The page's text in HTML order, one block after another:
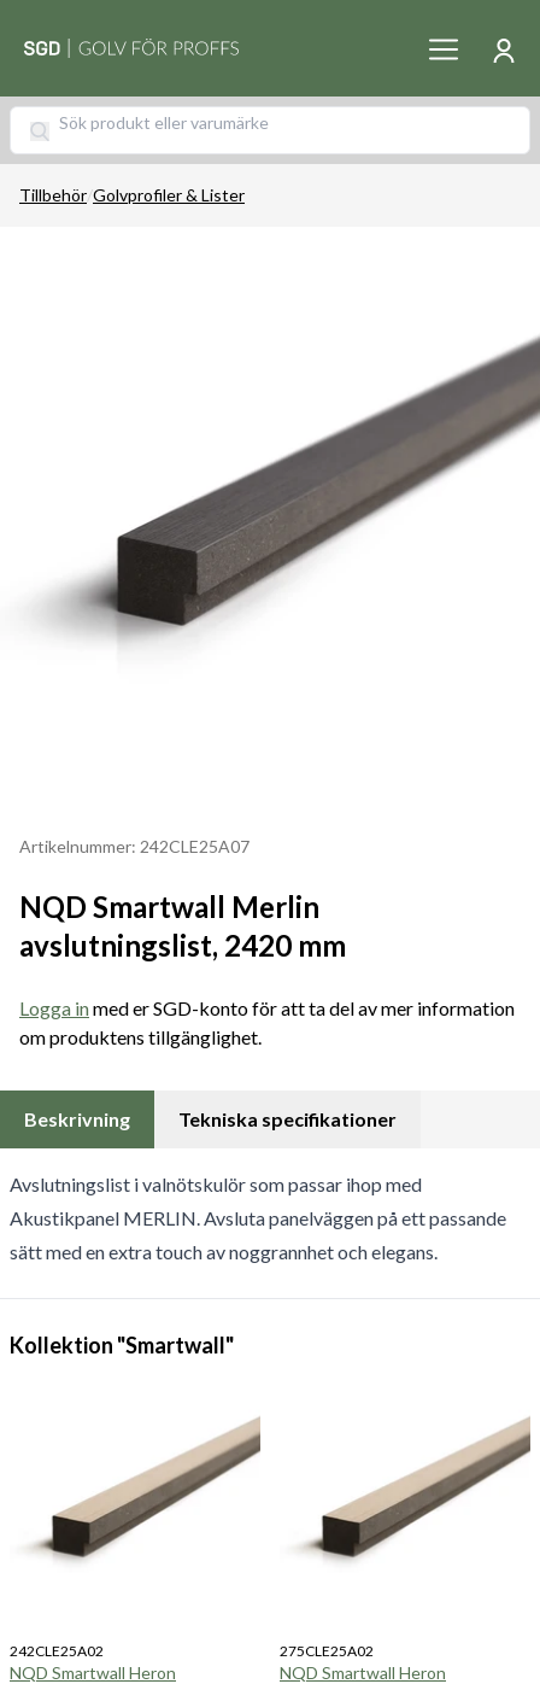
Tillbehör/Golvprofiler & Lister
Artikelnummer: 242CLE25A07
NQD Smartwall Merlin
avslutningslist, 2420 mm
Logga inmed er SGD-konto för att ta del av mer information
om produktens tillgänglighet.
Beskrivning Tekniska specifikationer
Avslutningslist i valnötskulör som passar ihop med
Akustikpanel MERLIN. Avsluta panelväggen på ett passande
sätt med en extra touch av noggrannhet och elegans.
Kollektion "Smartwall"
242CLE25A02
NQD Smartwall Heron
275CLE25A02
NQD Smartwall Heron